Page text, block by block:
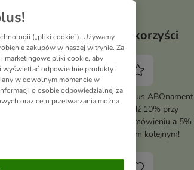
Twoje korzyści
Aktywuj zooplus ABOnament
i zaoszczędź 10% przy
pierwszym zamówieniu a 5%
przy każdym kolejnym!
(„pliki cookie”). Używamy
zakupów w naszej witrynie. Za
marketingowe pliki cookie, aby
wyświetlać odpowiednie produkty i
w dowolnym momencie w
o osobie odpowiedzialnej za
oraz celu przetwarzania można